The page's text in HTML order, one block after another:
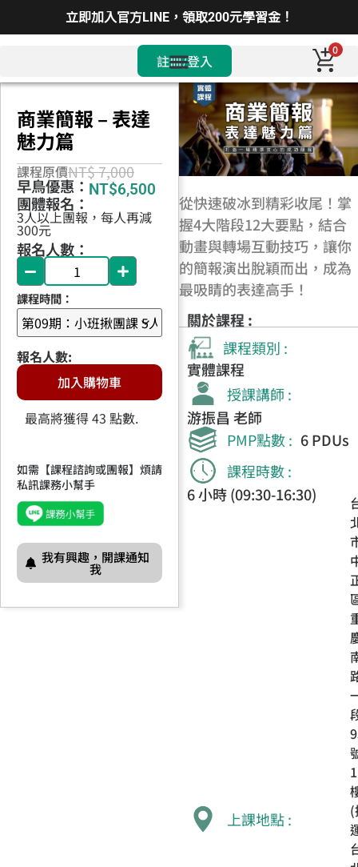
立即加入官方LINE，領取200元學習金！
註冊/登入
0
從快速破冰到精彩收尾！掌
握4大階段12大要點，結合
動畫與轉場互動技巧，讓你
的簡報演出脫穎而出，成為
最吸睛的表達高手！
關於課程 :
課程類別 :
實體課程
授課講師 :
游振昌 老師
PMP點數 : 6 PDUs
課程時數 :
6 小時 (09:30-16:30)
上課地點 :
商業簡報 – 表達
魅力篇
課程原價NT$ 7,000
早鳥優惠： NT$6,500
團體報名：
3人以上團報，每人再減
300元
報名人數：
課程時間：
加入購物車
最高將獲得 43 點數.
如需【課程諮詢或團報】煩請
私訊課務小幫手
我有興趣，開課通知
我